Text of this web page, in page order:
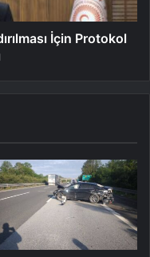
İçin Protokol